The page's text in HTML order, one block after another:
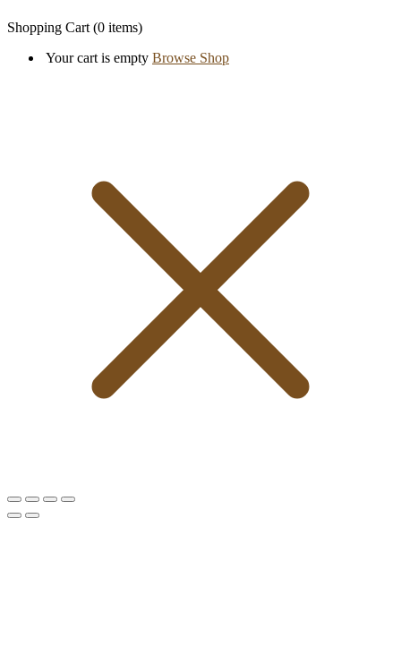
Shopping Cart (0 items)
Your cart is empty Browse Shop